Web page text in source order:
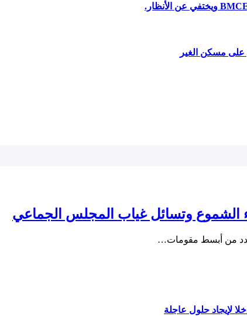
على مسكن الغير
الشموع وتسائل غياب المجلس الجماعي
عدد من أبسط مقومات…
لإيجاد حلول عاجلة